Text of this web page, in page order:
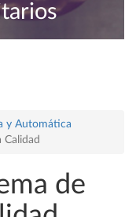
y Automática
Calidad
de